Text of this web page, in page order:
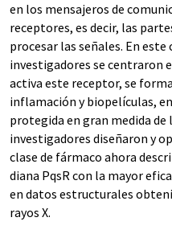
en los mensajeros de
receptores, es decir, las
procesar las señales. En
investigadores se centraron
activa este receptor, se
inflamación y biopelículas,
protegida en gran medida
investigadores diseñaron y
clase de fármaco ahora
diana PqsR con la mayor
en datos estructurales
rayos X.